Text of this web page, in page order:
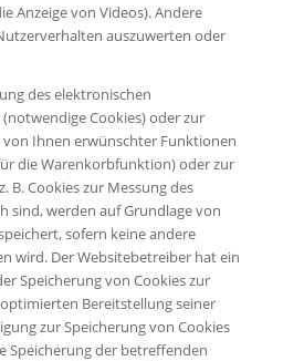
Anzeige von Videos). Andere
auszuwerten oder
des elektronischen
Cookies) oder zur
Ihnen erwünschter Funktionen
die Warenkorbfunktion) oder zur
B. Cookies zur Messung des
sind, werden auf Grundlage von
sofern keine andere
wird. Der Websitebetreiber hat ein
Speicherung von Cookies zur
Bereitstellung seiner
zur Speicherung von Cookies
Speicherung der betreffenden